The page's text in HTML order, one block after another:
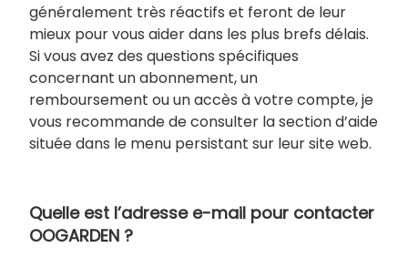
généralement très réactifs et feront de leur
mieux pour vous aider dans les plus brefs délais.
Si vous avez des questions spécifiques
concernant un abonnement, un
remboursement ou un accès à votre compte, je
vous recommande de consulter la section d’aide
située dans le menu persistant sur leur site web.
Quelle est l’adresse e-mail pour contacter
OOGARDEN ?